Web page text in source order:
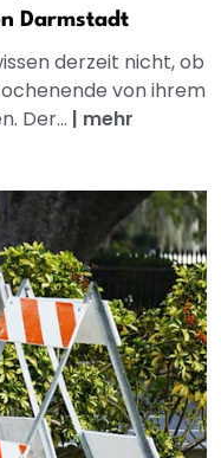
Darmstadt
derzeit nicht, ob
von ihrem
Der... | mehr